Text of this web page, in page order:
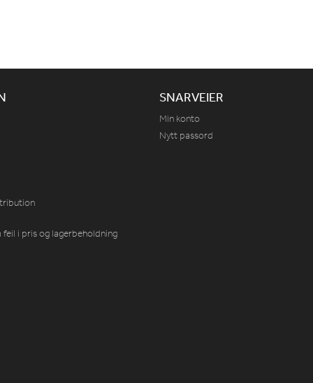
i pris og lagerbeholdning
SNARVEIER
Min konto
Nytt passord